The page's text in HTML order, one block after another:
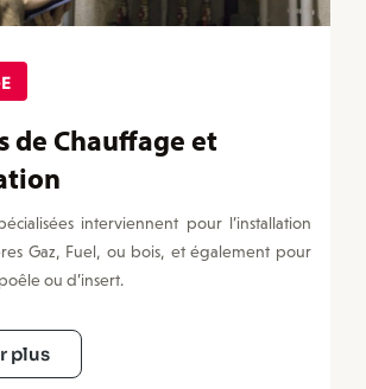
de Chauffage et
interviennent pour l’installation
Gaz, Fuel, ou bois, et également pour
ou d’insert.
plus